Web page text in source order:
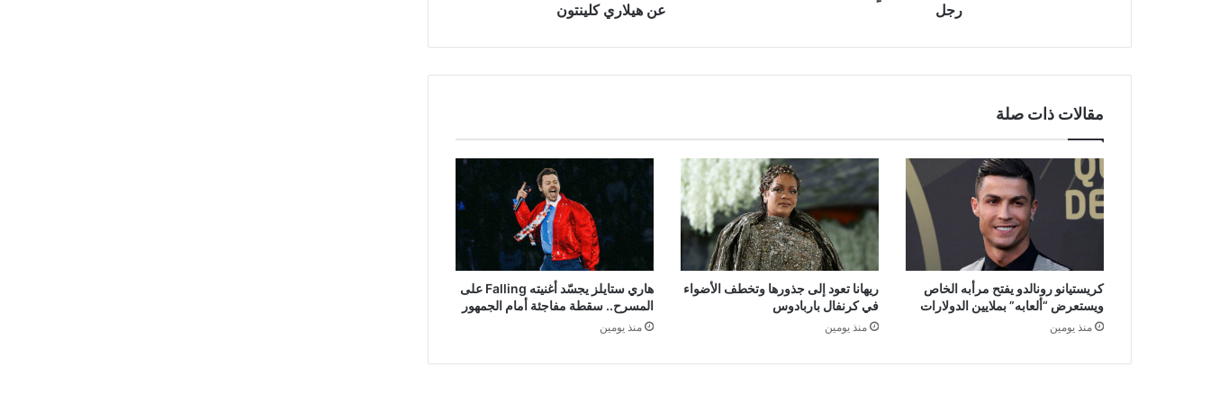
رجل
عن هيلاري كلينتون
مقالات ذات صلة
كريستيانو رونالدو يفتح مرأبه الخاص
ويستعرض “ألعابه” بملايين الدولارات
منذ يومين
ريهانا تعود إلى جذورها وتخطف الأضواء
في كرنفال باربادوس
منذ يومين
هاري ستايلز يجسّد أغنيته Falling على
المسرح.. سقطة مفاجئة أمام الجمهور
منذ يومين